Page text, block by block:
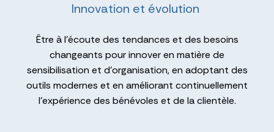
Innovation et évolution
Être à l’écoute des tendances et des besoins
changeants pour innover en matière de
sensibilisation et d’organisation, en adoptant des
outils modernes et en améliorant continuellement
l’expérience des bénévoles et de la clientèle.